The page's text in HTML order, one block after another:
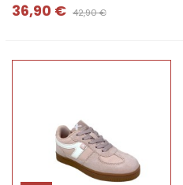
36,90 € 42,90 €